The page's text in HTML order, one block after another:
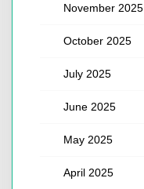
November 2025
October 2025
July 2025
June 2025
May 2025
April 2025